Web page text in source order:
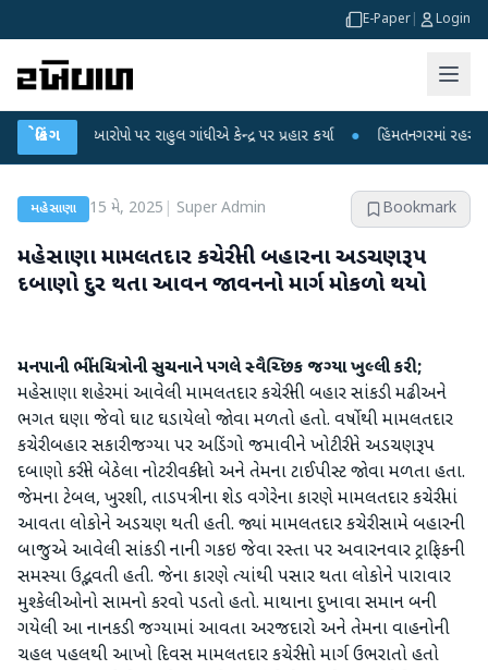
E-Paper Login
બ્રેકિંગ
આરોપો પર રાહુલ ગાંધીએ કેન્દ્ર પર પ્રહાર કર્યા ● હિંમતનગરમાં રહસ્યમય વાયરસ
મહેસાણા 15 મે, 2025 Super Admin Bookmark
મહેસાણા મામલતદાર કચેરીની બહારના અડચણરૂપ
દબાણો દુર થતા આવન જાવનનો માર્ગ મોકળો થયો
મનપાની ભીંતચિત્રોની સુચનાને પગલે સ્વૈચ્છિક જગ્યા ખુલ્લી કરી;
મહેસાણા શહેરમાં આવેલી મામલતદાર કચેરીની બહાર સાંકડી મઢી અને
ભગત ઘણા જેવો ઘાટ ઘડાયેલો જોવા મળતો હતો. વર્ષોથી મામલતદાર
કચેરી બહાર સકારી જગ્યા પર અડિંગો જમાવીને ખોટી રીતે અડચણરૂપ
દબાણો કરીને બેઠેલા નોટરી વકીલો અને તેમના ટાઈપીસ્ટ જોવા મળતા હતા.
જેમના ટેબલ, ખુરશી, તાડપત્રીના શેડ વગેરેના કારણે મામલતદાર કચેરીમાં
આવતા લોકોને અડચણ થતી હતી. જ્યાં મામલતદાર કચેરી સામે બહારની
બાજુએ આવેલી સાંકડી નાની ગકઇ જેવા રસ્તા પર અવારનવાર ટ્રાફિકની
સમસ્યા ઉદ્ભવતી હતી. જેના કારણે ત્યાંથી પસાર થતા લોકોને પારાવાર
મુશ્કેલીઓનો સામનો કરવો પડતો હતો. માથાના દુખાવા સમાન બની
ગયેલી આ નાનકડી જગ્યામાં આવતા અરજદારો અને તેમના વાહનોની
ચહલ પહલથી આખો દિવસ મામલતદાર કચેરીનો માર્ગ ઉભરાતો હતો